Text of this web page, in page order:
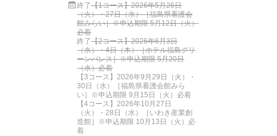
終了【1コース】2026年5月26日
（火）・27日（水）［福島県看護会
館みらい］※申込期限 5月12日（火）
必着
終了【2コース】2026年6月3日
（水）・4日（木）［ホテル福島グリ
ーンパレス］※申込期限 5月20日
（水）必着
【3コース】2026年9月29日（火）・
30日（水）［福島県看護会館みら
い］※申込期限 9月15日（火）必着
【4コース】2026年10月27日
（火）・28日（水）［いわき産業創
造館］※申込期限 10月13日（火）必
着